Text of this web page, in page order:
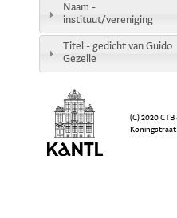
Naam -
instituut/vereniging
Titel - gedicht van Guido
Gezelle
(C) 2020
Koningstraat